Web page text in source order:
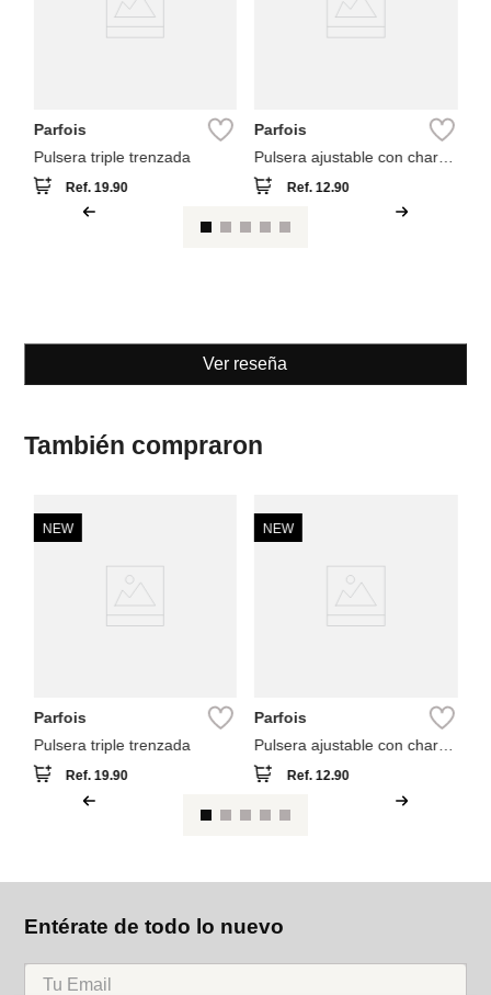
Parfois
Pulsera triple trenzada
Ref.19.90
Parfois
Pulsera ajustable con charm
árbol de la vida
Ref. 12.90
Ver reseña
También compraron
NEW
Parfois
Pulsera triple trenzada
Ref.19.90
NEW
Parfois
Pulsera ajustable con charm
árbol de la vida
Ref. 12.90
Entérate de todo lo nuevo